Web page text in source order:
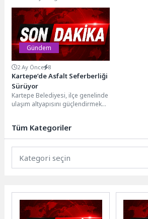
toplantılarının birinci oturumu,
Maltepe Belediye Meclisi Birinci
Başkan...
Gündem
2 Ay Önce 8
Kartepe’de Asfalt Seferberliği
Sürüyor
Kartepe Belediyesi, ilçe genelinde
ulaşım altyapısını güçlendirmek
Tüm Kategoriler